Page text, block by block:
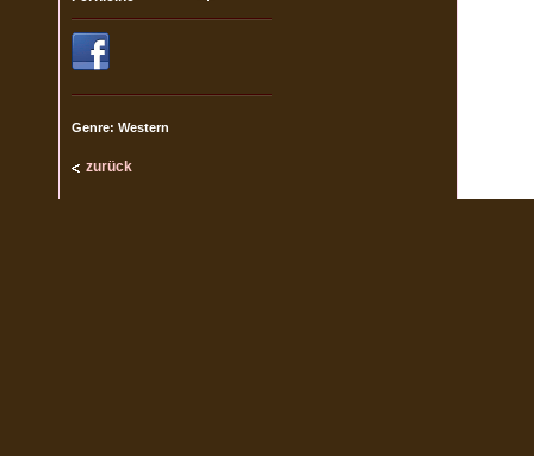
Genre: Western
zurück